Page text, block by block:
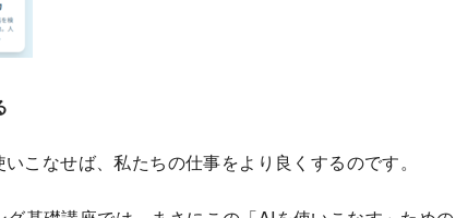
こなせば、私たちの仕事をより良くするのです。